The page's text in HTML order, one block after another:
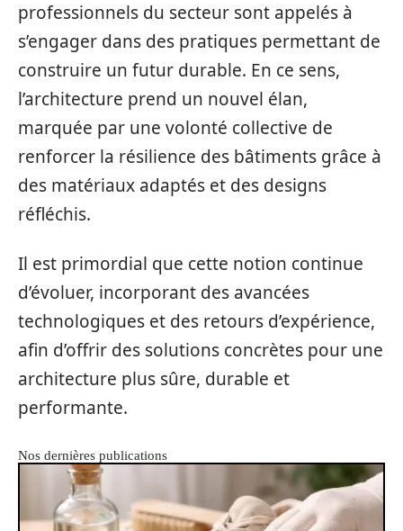
professionnels du secteur sont appelés à
s’engager dans des pratiques permettant de
construire un futur durable. En ce sens,
l’architecture prend un nouvel élan,
marquée par une volonté collective de
renforcer la résilience des bâtiments grâce à
des matériaux adaptés et des designs
réfléchis.
Il est primordial que cette notion continue
d’évoluer, incorporant des avancées
technologiques et des retours d’expérience,
afin d’offrir des solutions concrètes pour une
architecture plus sûre, durable et
performante.
Nos dernières publications